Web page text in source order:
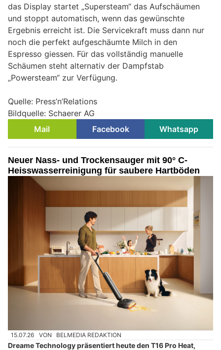
das Display startet „Supersteam“ das Aufschäumen
und stoppt automatisch, wenn das gewünschte
Ergebnis erreicht ist. Die Servicekraft muss dann nur
noch die perfekt aufgeschäumte Milch in den
Espresso giessen. Für das vollständig manuelle
Schäumen steht alternativ der Dampfstab
„Powersteam“ zur Verfügung.
Quelle: Press’n’Relations
Bildquelle: Schaerer AG
Mail
Facebook Whatsapp
Neuer Nass- und Trockensauger mit 90° C-
Heisswasserreinigung für saubere Hartböden
15.07.26 VON BELMEDIA REDAKTION
Dreame Technology präsentiert heute den T16 Pro Heat,